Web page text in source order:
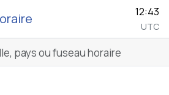
12:43
UTC